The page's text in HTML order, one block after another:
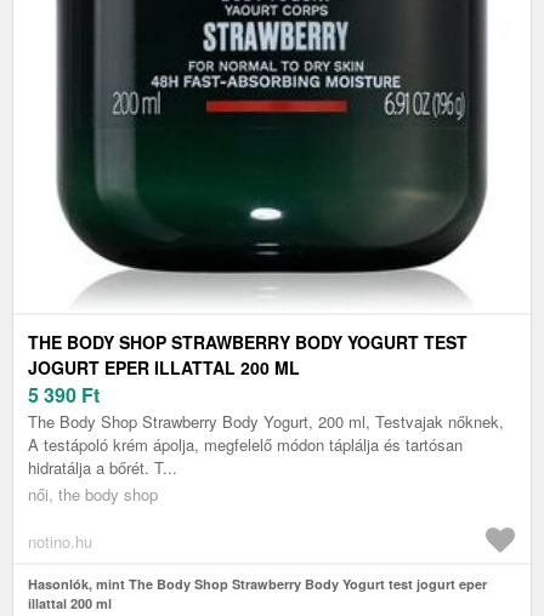
THE BODY SHOP STRAWBERRY BODY YOGURT TEST
JOGURT EPER ILLATTAL 200 ML
5 390 Ft
The Body Shop Strawberry Body Yogurt, 200 ml, Testvajak nőknek,
A testápoló krém ápolja, megfelelő módon táplálja és tartósan
hidratálja a bőrét. T...
női, the body shop
notino.hu
Hasonlók, mint The Body Shop Strawberry Body Yogurt test jogurt eper
illattal 200 ml